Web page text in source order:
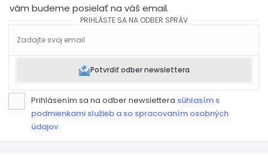
vám budeme posielať na váš email.
PRIHLÁSTE SA NA ODBER SPRÁV
Potvrdiť odber newslettera
Prihlásením sa na odber newslettera súhlasím s
podmienkami služieb a so spracovaním osobných
údajov.